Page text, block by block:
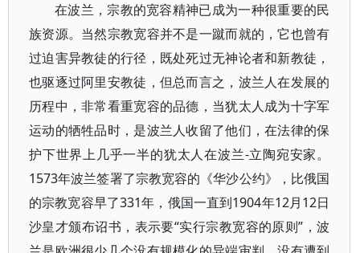
在波兰，宗教的宽容精神已成为一种很重要的民
族资源。当然宗教宽容并不是一蹴而就的，它也曾有
过迫害异教徒的行径，既处死过无神论者和新教徒，
也驱逐过阿里安教徒，但总而言之，波兰人在发展的
历程中，非常看重宽容的品德，当犹太人成为十字军
运动的牺牲品时，是波兰人收留了他们，在法律的保
护下世界上几乎一半的犹太人在波兰-立陶宛安家。
1573年波兰签署了宗教宽容的《华沙公约》，比俄国
的宗教宽容早了331年，俄国一直到1904年12月12日
沙皇才颁布诏书，表示要“实行宗教宽容的原则”，波